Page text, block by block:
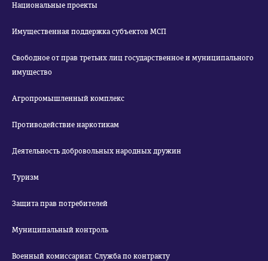
Национальные проекты
Имущественная поддержка субъектов МСП
Свободное от прав третьих лиц государственное и муниципального
имущество
Агропромышленный комплекс
Противодействие наркотикам
Деятельность добровольных народных дружин
Туризм
Защита прав потребителей
Муниципальный контроль
Военный комиссариат. Служба по контракту